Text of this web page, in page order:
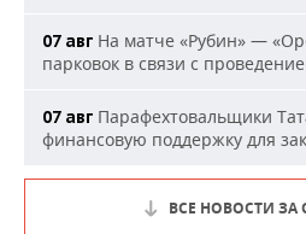
07 авг На матче «Рубин» —
парковок в связи с
07 авг Парафехтовальщики
финансовую поддержку для
ВСЕ НОВОСТИ ЗА